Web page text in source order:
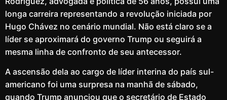
longa carreira representando a revolução iniciada por
Hugo Chávez no cenário mundial. Não está claro se a
líder se aproximará do governo Trump ou seguirá a
mesma linha de confronto de seu antecessor.
A ascensão dela ao cargo de líder interina do país sul-
americano foi uma surpresa na manhã de sábado,
quando Trump anunciou que o secretário de Estado